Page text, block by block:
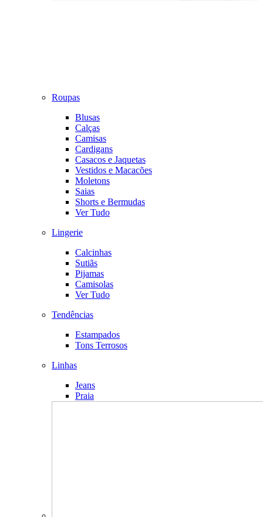
Roupas
Blusas
Calças
Camisas
Cardigans
Casacos e Jaquetas
Vestidos e Macacões
Moletons
Saias
Shorts e Bermudas
Ver Tudo
Lingerie
Calcinhas
Sutiãs
Pijamas
Camisolas
Ver Tudo
Tendências
Estampados
Tons Terrosos
Linhas
Jeans
Praia